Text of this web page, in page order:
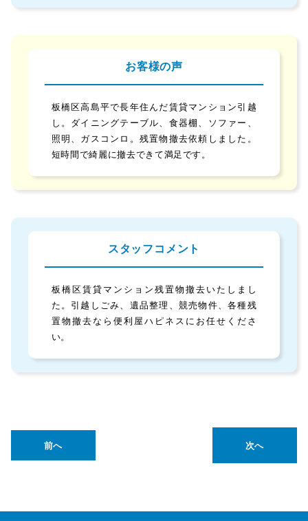
お客様の声
板橋区高島平で長年住んだ賃貸マンション引越
し。ダイニングテーブル、食器棚、ソファー、
照明、ガスコンロ。残置物撤去依頼しました。
短時間で綺麗に撤去できて満足です。
スタッフコメント
板橋区賃貸マンション残置物撤去いたしまし
た。引越しごみ、遺品整理、競売物件、各種残
置物撤去なら便利屋ハピネスにお任せくださ
い。
前へ 次へ